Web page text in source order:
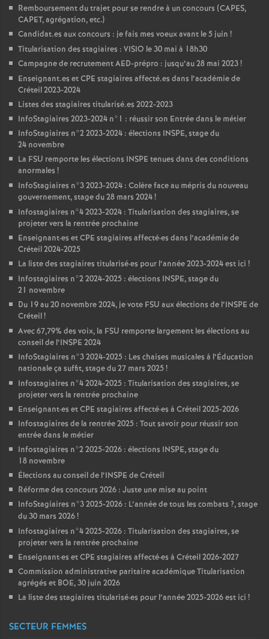
Remboursement du trajet pour se rendre à un concours (CAPES,
CAPET, agrégation, etc.)
Candidat.es aux concours : je fais mes voeux avant le 5 juin !
Titularisation des stagiaires : VISIO le 30 mai à 18h30
Campagne de recrutementAED-prépro : jusqu’au 28 mai 2023!
Enseignant.es etCPE stagiaires affecté.es dans l’académie de
Créteil 2023-2024
Listes des stagiaires titularisé.es 2022-2023
InfoStagiaires 2023-2024 n°1 : réussir son Entrée dans le métier
InfoStagiaires n°2 2023-2024 : élections INSPE, stage du
24 novembre
La FSU remporte les élections INSPE tenues dans des conditions
anormales !
InfoStagiaires n°3 2023-2024 : Colère face au mépris du nouveau
gouvernement, stage du 28 mars 2024!
Infostagiaires n°4 2023-2024 : Titularisation des stagiaires, se
projeter vers la rentrée prochaine
Enseignant·es etCPE stagiaires affecté·es dans l’académie de
Créteil 2024-2025
La liste des stagiaires titularisé·es pour l’année 2023-2024 est ici !
Infostagiaires n°2 2024-2025 : élections INSPE, stage du
21 novembre
Du 19 au 20 novembre 2024, je vote FSU aux élections de l’INSPE de
Créteil!
Avec 67,79% des voix, la FSU remporte largement les élections au
conseil de l’INSPE 2024
InfoStagiaires n°3 2024-2025 : Les chaises musicales à l’Éducation
nationale ça suffit, stage du 27 mars 2025!
Infostagiaires n°4 2024-2025 : Titularisation des stagiaires, se
projeter vers la rentrée prochaine
Enseignant·es etCPE stagiaires affecté·es à Créteil 2025-2026
Infostagiaires de la rentrée 2025 : Tout savoir pour réussir son
entrée dans le métier
Infostagiaires n°2 2025-2026 : élections INSPE, stage du
18 novembre
Élections au conseil de l’INSPE de Créteil
Réforme des concours 2026 : Juste une mise au point
InfoStagiaires n°3 2025-2026 : L’année de tous les combats ?, stage
du 30 mars 2026!
Infostagiaires n°4 2025-2026 : Titularisation des stagiaires, se
projeter vers la rentrée prochaine
Enseignant·es etCPE stagiaires affecté·es à Créteil 2026-2027
Commission administrative paritaire académique Titularisation
agrégés et BOE, 30 juin 2026
La liste des stagiaires titularisé·es pour l’année 2025-2026 est ici !
SECTEUR FEMMES